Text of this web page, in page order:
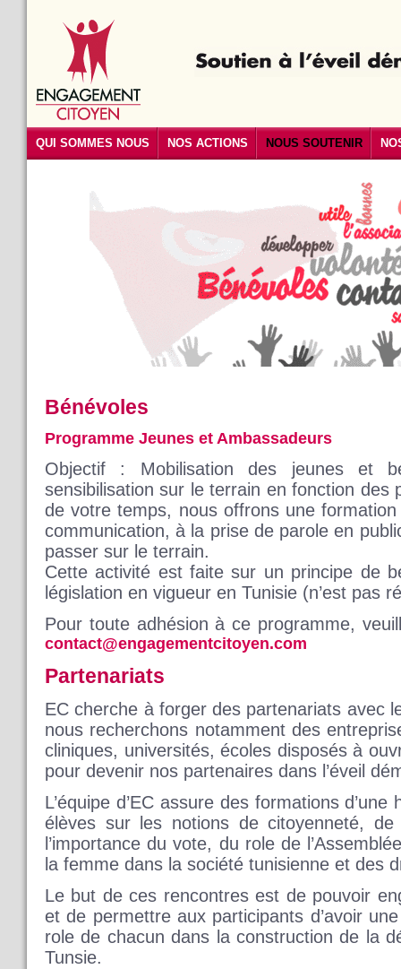
QUI SOMMES NOUS NOS ACTIONS NOUS SOUTENIR
Bénévoles
Programme Jeunes et Ambassadeurs
Objectif : Mobilisation des jeunes et
sensibilisation sur le terrain en fonction des
de votre temps, nous offrons une
communication, à la prise de parole en
passer sur le terrain.
Cette activité est faite sur un principe de
législation en vigueur en Tunisie (n’est pas
Pour toute adhésion à ce programme,
contact@engagementcitoyen.com
Partenariats
EC cherche à forger des partenariats avec
nous recherchons notamment des
cliniques, universités, écoles disposés à
pour devenir nos partenaires dans l’éveil
L’équipe d’EC assure des formations
élèves sur les notions de citoyenneté, de
l’importance du vote, du role de
la femme dans la société tunisienne et des
Le but de ces rencontres est de pouvoir
et de permettre aux participants d’avoir
role de chacun dans la construction de la
Tunsie.